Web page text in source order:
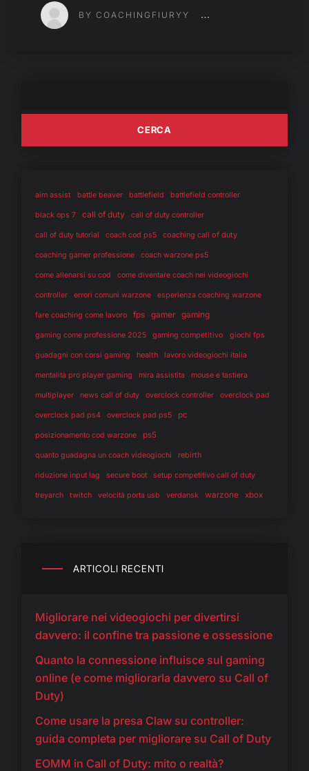
BY COACHINGFIURYY
aim assist battle beaver battlefield battlefield controller
black ops 7 call of duty call of duty controller
call of duty tutorial coach cod ps5 coaching call of duty
coaching gamer professione coach warzone ps5
come allenarsi su cod come diventare coach nei videogiochi
controller errori comuni warzone esperienza coaching warzone
fare coaching come lavoro fps gamer gaming
gaming come professione 2025 gaming competitivo giochi fps
guadagni con corsi gaming health lavoro videogiochi italia
mentalità pro player gaming mira assistita mouse e tastiera
multiplayer news call of duty overclock controller overclock pad
overclock pad ps4 overclock pad ps5 pc
posizionamento cod warzone ps5
quanto guadagna un coach videogiochi rebirth
riduzione input lag secure boot setup competitivo call of duty
treyarch twitch velocità porta usb verdansk warzone xbox
ARTICOLI RECENTI
Migliorare nei videogiochi per divertirsi
davvero: il confine tra passione e ossessione
Quanto la connessione influisce sul gaming
online (e come migliorarla davvero su Call of
Duty)
Come usare la presa Claw su controller:
guida completa per migliorare su Call of Duty
EOMM in Call of Duty: mito o realtà?